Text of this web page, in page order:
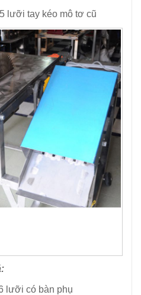
lưỡi tay kéo mô tơ cũ
lưỡi có bàn phụ